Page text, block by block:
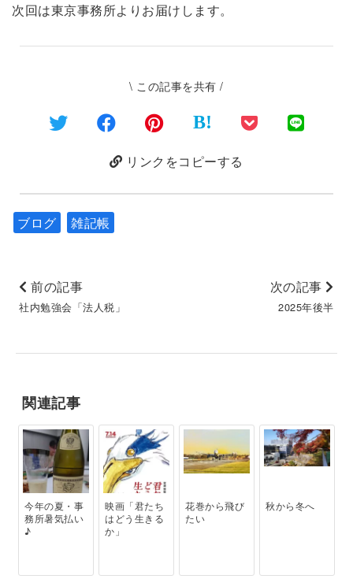
次回は東京事務所よりお届けします。
\ この記事を共有 /
B!
リンクをコピーする
ブログ 雑記帳
前の記事
社内勉強会「法人税」
次の記事
2025年後半
関連記事
今年の夏・事
務所暑気払い
♪
映画「君たち
はどう生きる
か」
花巻から飛び
たい
秋から冬へ